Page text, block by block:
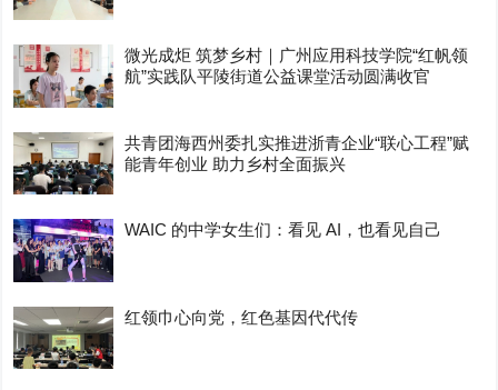
微光成炬 筑梦乡村｜广州应用科技学院“红帆领
航”实践队平陵街道公益课堂活动圆满收官
共青团海西州委扎实推进浙青企业“联心工程”赋
能青年创业 助力乡村全面振兴
WAIC 的中学女生们：看见 AI，也看见自己
红领巾心向党，红色基因代代传